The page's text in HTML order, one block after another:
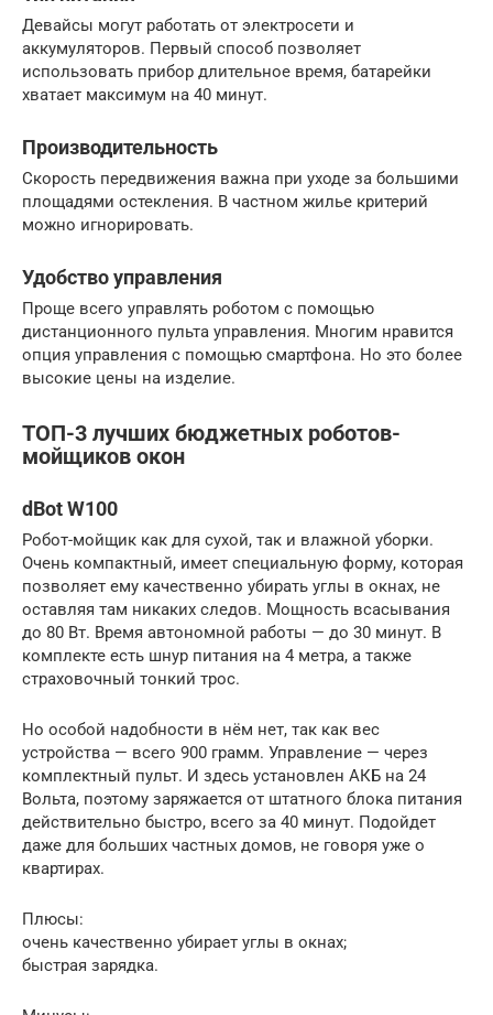
Девайсы могут работать от электросети и
аккумуляторов. Первый способ позволяет
использовать прибор длительное время, батарейки
хватает максимум на 40 минут.
Производительность
Скорость передвижения важна при уходе за большими
площадями остекления. В частном жилье критерий
можно игнорировать.
Удобство управления
Проще всего управлять роботом с помощью
дистанционного пульта управления. Многим нравится
опция управления с помощью смартфона. Но это более
высокие цены на изделие.
ТОП-3 лучших бюджетных роботов-
мойщиков окон
dBot W100
Робот-мойщик как для сухой, так и влажной уборки.
Очень компактный, имеет специальную форму, которая
позволяет ему качественно убирать углы в окнах, не
оставляя там никаких следов. Мощность всасывания
до 80 Вт. Время автономной работы — до 30 минут. В
комплекте есть шнур питания на 4 метра, а также
страховочный тонкий трос.
Но особой надобности в нём нет, так как вес
устройства — всего 900 грамм. Управление — через
комплектный пульт. И здесь установлен АКБ на 24
Вольта, поэтому заряжается от штатного блока питания
действительно быстро, всего за 40 минут. Подойдет
даже для больших частных домов, не говоря уже о
квартирах.
Плюсы:
очень качественно убирает углы в окнах;
быстрая зарядка.